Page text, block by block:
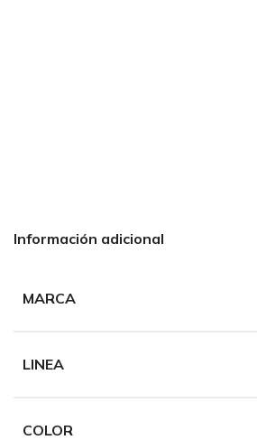
Información adicional
MARCA
LINEA
COLOR